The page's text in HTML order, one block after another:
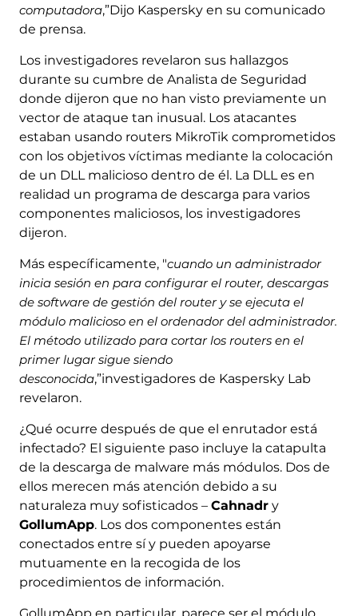
computadora,”Dijo Kaspersky en su comunicado
de prensa.
Los investigadores revelaron sus hallazgos
durante su cumbre de Analista de Seguridad
donde dijeron que no han visto previamente un
vector de ataque tan inusual. Los atacantes
estaban usando routers MikroTik comprometidos
con los objetivos víctimas mediante la colocación
de un DLL malicioso dentro de él. La DLL es en
realidad un programa de descarga para varios
componentes maliciosos, los investigadores
dijeron.
Más específicamente, "cuando un administrador
inicia sesión en para configurar el router, descargas
de software de gestión del router y se ejecuta el
módulo malicioso en el ordenador del administrador.
El método utilizado para cortar los routers en el
primer lugar sigue siendo
desconocida,”investigadores de Kaspersky Lab
revelaron.
¿Qué ocurre después de que el enrutador está
infectado? El siguiente paso incluye la catapulta
de la descarga de malware más módulos. Dos de
ellos merecen más atención debido a su
naturaleza muy sofisticados – Cahnadry
GollumApp. Los dos componentes están
conectados entre sí y pueden apoyarse
mutuamente en la recogida de los
procedimientos de información.